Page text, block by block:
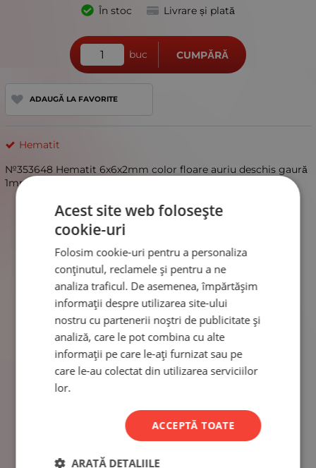
În stoc Livrare și plată
buc CUMPĂRĂ
ADAUGĂ LA FAVORITE
Hematit
№353648 Hematit 6x6x2mm color floare auriu deschis gaură
1mm 40cm ~68buc 1 şir
Acest site web folosește
cookie-uri
Folosim cookie-uri pentru a personaliza
conținutul, reclamele și pentru a ne
analiza traficul. De asemenea, împărtășim
informații despre utilizarea site-ului
nostru cu partenerii noștri de publicitate și
analiză, care le pot combina cu alte
informații pe care le-ați furnizat sau pe
care le-au colectat din utilizarea serviciilor
lor.
ACCEPTĂ TOATE
ARATĂ DETALIILE